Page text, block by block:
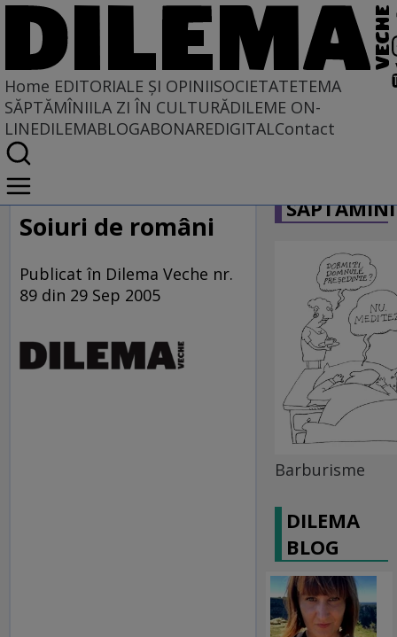
Home EDITORIALE ȘI OPINIISOCIETATETEMA
SĂPTĂMÎNIILA ZI ÎN CULTURĂDILEME ON-
LINEDILEMABLOGABONAREDIGITALContact
Home
EDITORIALE ȘI OPINII
PE CE LUME TRĂIM
Soiuri de români
Publicat în Dilema Veche nr.
89 din 29 Sep 2005
Barburisme
DILEMA
BLOG